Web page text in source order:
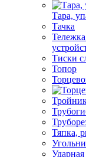
Тара,
Тачка
Тиски
Топор
Тяпка,